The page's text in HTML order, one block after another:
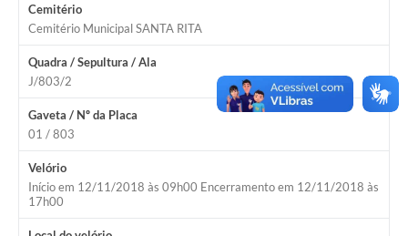
Cemitério
Cemitério Municipal SANTA RITA
Quadra / Sepultura / Ala
J/803/2
Gaveta / Nº da Placa
01 / 803
Velório
Início em 12/11/2018 às 09h00 Encerramento em 12/11/2018 às
17h00